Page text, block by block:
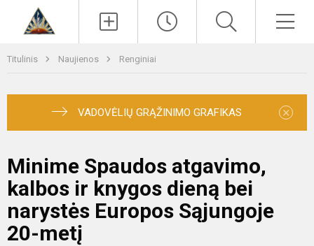
Titulinis Naujienos Renginiai
VADOVĖLIŲ GRĄŽINIMO GRAFIKAS ×
Minime Spaudos atgavimo,
kalbos ir knygos dieną bei
narystės Europos Sąjungoje
20-metį